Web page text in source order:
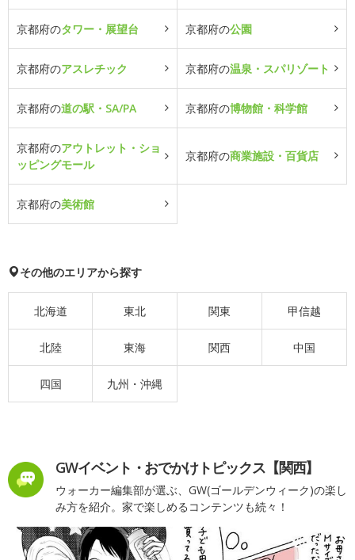
京都府のタワー・展望台 京都府の公園
京都府のアスレチック 京都府の温泉・スパリゾート
京都府の道の駅・SA/PA 京都府の博物館・科学館
京都府のアウトレット・ショ
ッピングモール
京都府の商業施設・百貨店
京都府の美術館
その他のエリアから探す
北海道 東北 関東 甲信越
北陸 東海 関西 中国
四国 九州・沖縄
GWイベント・おでかけトピックス【関西】
ウォーカー編集部が選ぶ、GW(ゴールデンウィーク)の楽し
み方を紹介。家で楽しめるコンテンツも続々！